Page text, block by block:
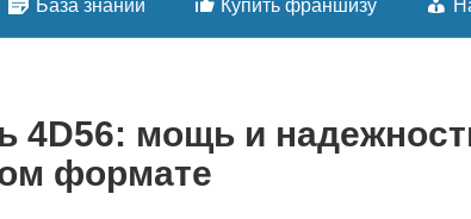
База знаний Купить франшизу
4D56: мощь и
формате